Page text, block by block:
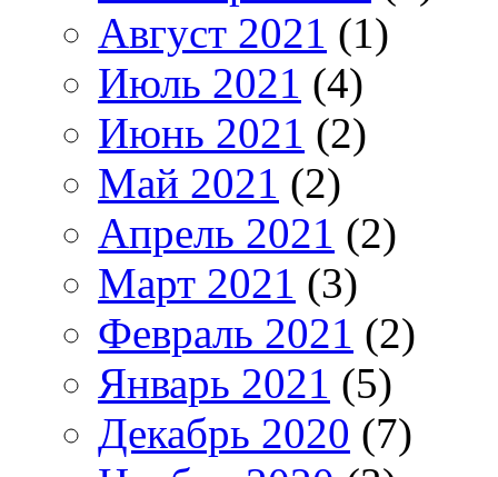
Август 2021 (1)
Июль 2021 (4)
Июнь 2021 (2)
Май 2021 (2)
Апрель 2021 (2)
Март 2021 (3)
Февраль 2021 (2)
Январь 2021 (5)
Декабрь 2020 (7)